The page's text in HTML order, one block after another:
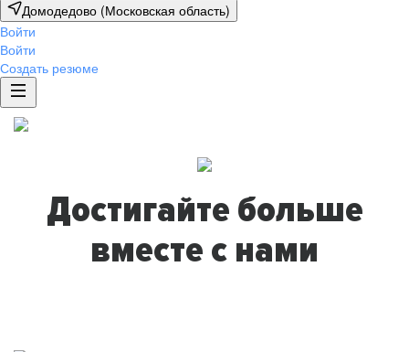
Домодедово (Московская область)
Войти
Войти
Создать резюме
Достигайте больше
вместе с нами